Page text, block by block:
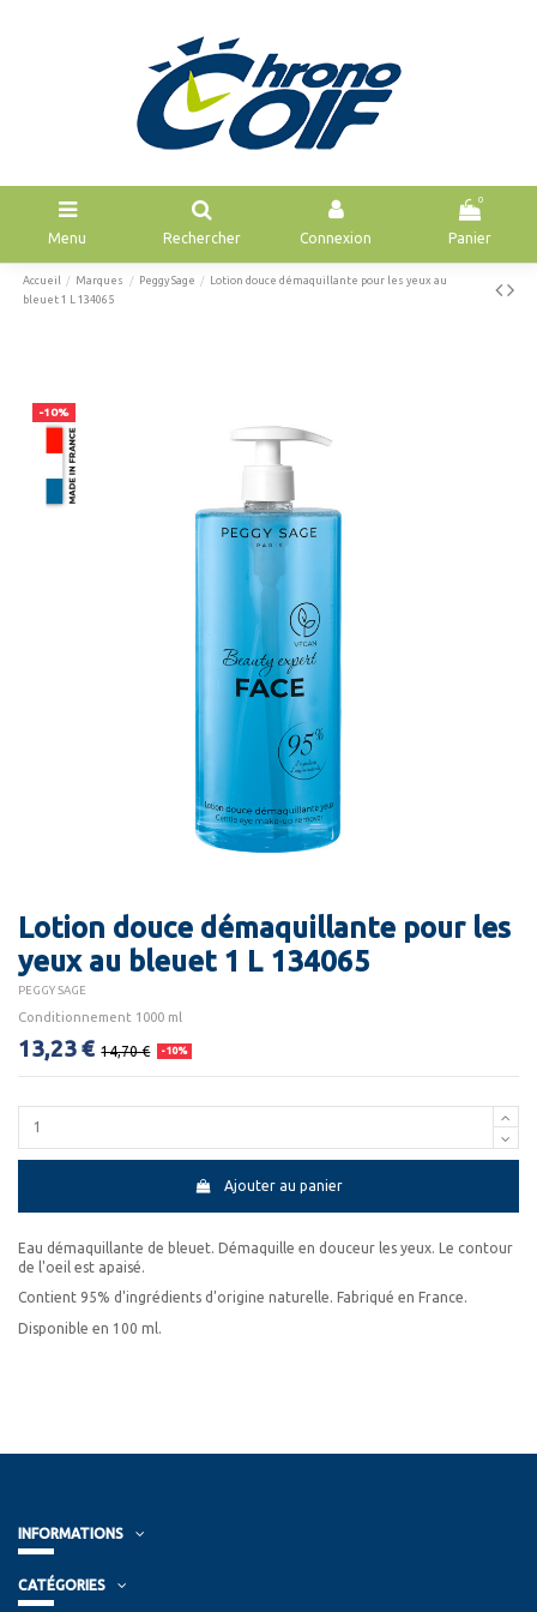
Menu Rechercher Connexion
0
Panier
Accueil Marques Peggy Sage
Lotion douce démaquillante pour les yeux au
bleuet 1 L 134065
-10%
Lotion douce démaquillante pour les
yeux au bleuet 1 L 134065
PEGGY SAGE
Conditionnement 1000 ml
13,23 € 14,70 € -10%
Ajouter au panier
Eau démaquillante de bleuet. Démaquille en douceur les yeux. Le contour
de l'oeil est apaisé.
Contient 95% d'ingrédients d'origine naturelle. Fabriqué en France.
Disponible en 100 ml.
INFORMATIONS
CATÉGORIES